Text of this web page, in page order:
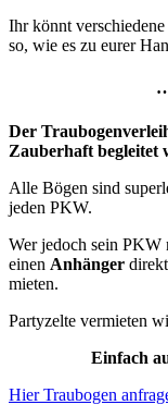
Ihr könnt
so, wie es zu eurer
Der
Zauberhaft begleitet
Alle Bögen sind
jeden PKW.
Wer jedoch sein PKW
einen Anhänger
mieten.
Partyzelte vermieten
Einfach
Hier Traubogen